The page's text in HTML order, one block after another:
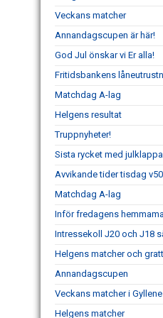
Veckans matcher
Annandagscupen är här!
God Jul önskar vi Er alla!
Fritidsbankens
Matchdag A-lag
Helgens resultat
Truppnyheter!
Sista rycket med
Avvikande tider tisdag
Matchdag A-lag
Inför fredagens
Intressekoll J20 och J18
Helgens matcher och
Annandagscupen
Veckans matcher i
Helgens matcher